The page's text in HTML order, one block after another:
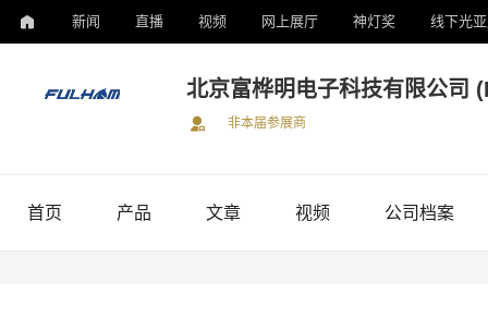
新闻 直播 视频 网上展厅 神灯奖 线下光
北京富桦明电子科技有限公司
非本届参展商
首页 产品 文章 视频 公司档案